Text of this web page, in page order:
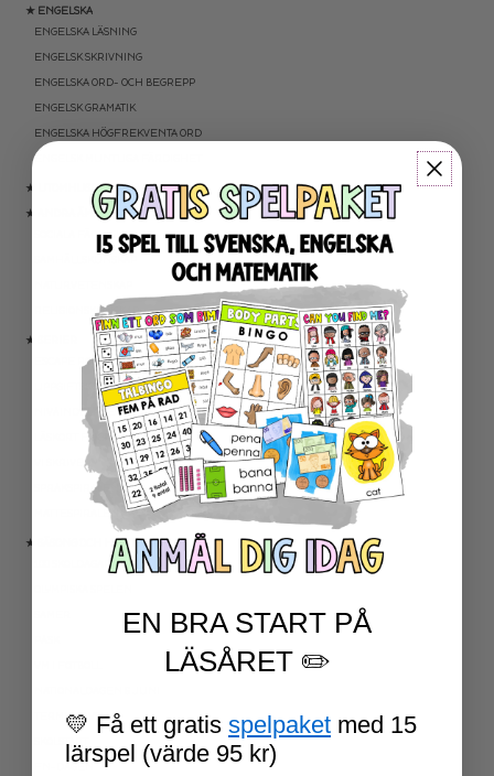
★ ENGELSKA
ENGELSKA LÄSNING
ENGELSK SKRIVNING
ENGELSKA ORD- OCH BEGREPP
ENGELSK GRAMATIK
ENGELSKA HÖGFREKVENTA ORD
ENGELSK MUNTLIGA FÄRDIGHET
★ UTOMHUSPEDAGOGIK
★ ANDRA ÄMNEN
SOCIALA FÄRDIGHETER
RELIGIONSKUNSKAP
★ SERIER
ESCAPE ROOMS
UPPGIFTSKORT SVENSKA
NIVÅINDELADE LÄSTEXTER
LÄSKORT FAKTA
VI SKRIVER
SPRÅKSPIRALEN
MATTESPIRALEN
★ SÄSONG OCH HÖGTIDER
100 SKOLDAGAR
TERMINSAVSLUT
EN BRA START PÅ
LÄSÅRET ✏️
💛 Få ett gratis spelpaket med 15
lärspel (värde 95 kr)